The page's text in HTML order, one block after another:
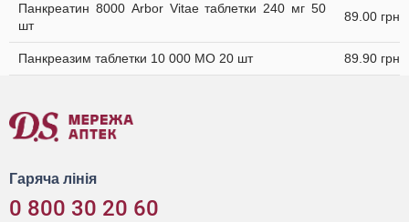
Панкреатин 8000 Arbor Vitae таблетки 240 мг 50
шт
89.00 грн
Панкреазим таблетки 10 000 МО 20 шт 89.90 грн
Гаряча лінія
0 800 30 20 60